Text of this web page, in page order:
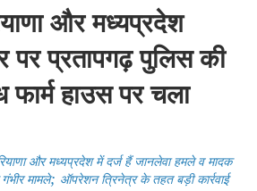
और मध्यप्रदेश
पर प्रतापगढ़ पुलिस की
फार्म हाउस पर चला
और मध्यप्रदेश में दर्ज हैं जानलेवा हमले व मादक
मामले; ऑपरेशन त्रिनेत्र के तहत बड़ी कार्रवाई